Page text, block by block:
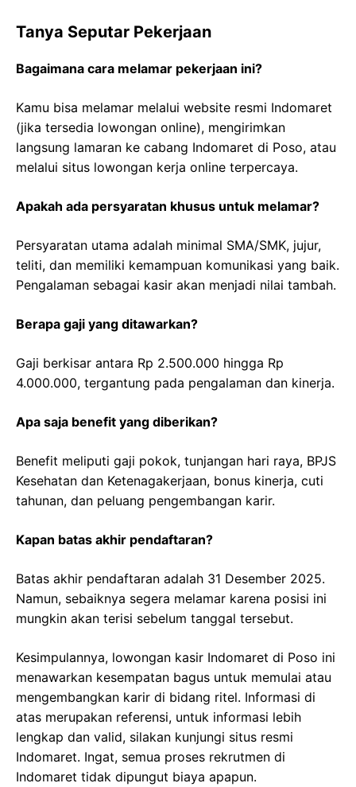
Tanya Seputar Pekerjaan
Bagaimana cara melamar pekerjaan ini?
Kamu bisa melamar melalui website resmi Indomaret
(jika tersedia lowongan online), mengirimkan
langsung lamaran ke cabang Indomaret di Poso, atau
melalui situs lowongan kerja online terpercaya.
Apakah ada persyaratan khusus untuk melamar?
Persyaratan utama adalah minimal SMA/SMK, jujur,
teliti, dan memiliki kemampuan komunikasi yang baik.
Pengalaman sebagai kasir akan menjadi nilai tambah.
Berapa gaji yang ditawarkan?
Gaji berkisar antara Rp 2.500.000 hingga Rp
4.000.000, tergantung pada pengalaman dan kinerja.
Apa saja benefit yang diberikan?
Benefit meliputi gaji pokok, tunjangan hari raya, BPJS
Kesehatan dan Ketenagakerjaan, bonus kinerja, cuti
tahunan, dan peluang pengembangan karir.
Kapan batas akhir pendaftaran?
Batas akhir pendaftaran adalah 31 Desember 2025.
Namun, sebaiknya segera melamar karena posisi ini
mungkin akan terisi sebelum tanggal tersebut.
Kesimpulannya, lowongan kasir Indomaret di Poso ini
menawarkan kesempatan bagus untuk memulai atau
mengembangkan karir di bidang ritel. Informasi di
atas merupakan referensi, untuk informasi lebih
lengkap dan valid, silakan kunjungi situs resmi
Indomaret. Ingat, semua proses rekrutmen di
Indomaret tidak dipungut biaya apapun.